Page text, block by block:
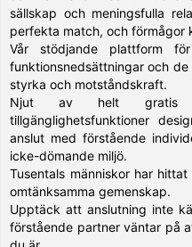
sällskap och meningsfulla
perfekta match, och förmågor
Vår stödjande plattform
funktionsnedsättningar och
styrka och motståndskraft.
Njut av helt gratis
tillgänglighetsfunktioner
anslut med förstående
icke-dömande miljö.
Tusentals människor har
omtänksamma gemenskap.
Upptäck att anslutning inte
förstående partner väntar på